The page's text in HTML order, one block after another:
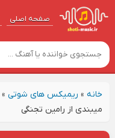
صفحه اصلی
خانه» ریمیکس های شوتی»
میبندی از رامین تجنگی